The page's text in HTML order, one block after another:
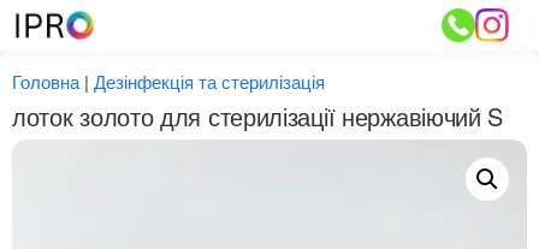
Перейти
до
Головна | Дезінфекція та стерилізація
лоток золото для стерилізації нержавіючий S